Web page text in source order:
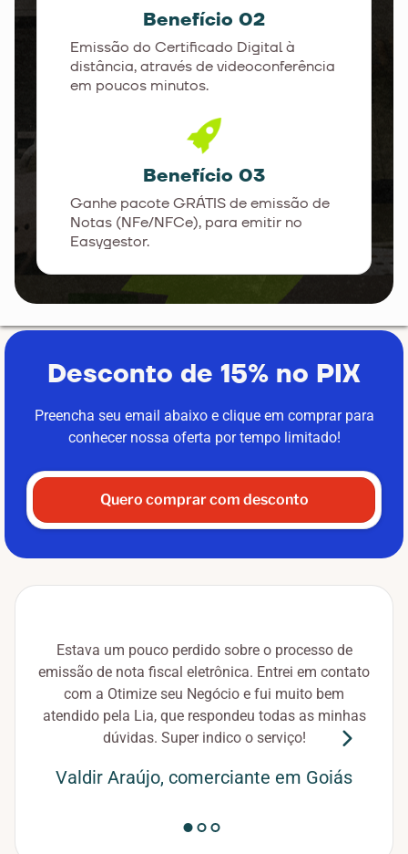
Benefício 02
Emissão do Certificado Digital à
distância, através de videoconferência
em poucos minutos.
Benefício 03
Ganhe pacote GRÁTIS de emissão de
Notas (NFe/NFCe), para emitir no
Easygestor.
Desconto de 15% no PIX
Preencha seu email abaixo e clique em comprar para
conhecer nossa oferta por tempo limitado!
Quero comprar com desconto
Estava um pouco perdido sobre o processo de
emissão de nota fiscal eletrônica. Entrei em contato
com a Otimize seu Negócio e fui muito bem
atendido pela Lia, que respondeu todas as minhas
dúvidas. Super indico o serviço!
Valdir Araújo, comerciante em Goiás